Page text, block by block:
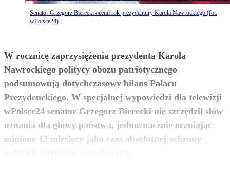
Senator Grzegorz Bierecki ocenił rok prezydentury Karola Nawrockiego (fot.
wPolsce24)
W rocznicę zaprzysiężenia prezydenta Karola
Nawrockiego politycy obozu patriotycznego
podsumowują dotychczasowy bilans Pałacu
Prezydenckiego. W specjalnej wypowiedzi dla telewizji
wPolsce24 senator Grzegorz Bierecki nie szczędził słów
uznania dla głowy państwa, jednoznacznie oceniając
minione 12 miesięcy jako czas absolutnej ochrony
zobacz więcej